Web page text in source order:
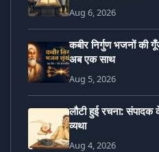
Aug 6, 2026
कबीर निर्गुण भजनों की
अब एक साथ
Aug 5, 2026
लौटी हुई रचना:
व्यथा
Aug 4, 2026